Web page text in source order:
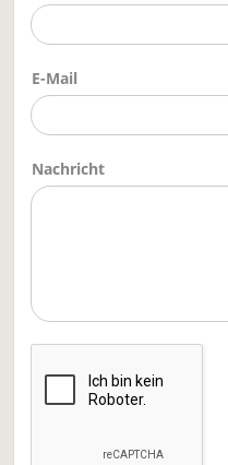
E-Mail
Nachricht